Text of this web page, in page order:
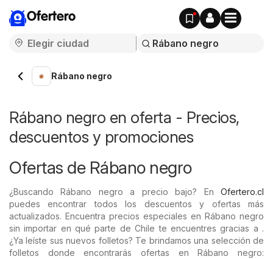
Ofertero
Rábano negro
Rábano negro en oferta - Precios,
descuentos y promociones
Ofertas de Rábano negro
¿Buscando Rábano negro a precio bajo? En Ofertero.cl
puedes encontrar todos los descuentos y ofertas más
actualizados. Encuentra precios especiales en Rábano negro
sin importar en qué parte de Chile te encuentres gracias a .
¿Ya leíste sus nuevos folletos? Te brindamos una selección de
folletos donde encontrarás ofertas en Rábano negro: